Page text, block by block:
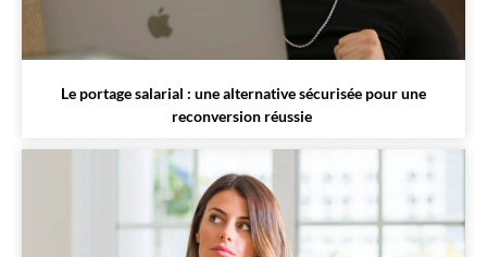
Le portage salarial : une alternative sécurisée pour une
reconversion réussie